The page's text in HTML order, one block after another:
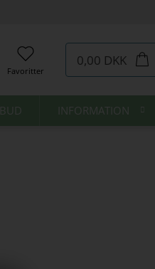
Favoritter
0,00 DKK
INFORMATION